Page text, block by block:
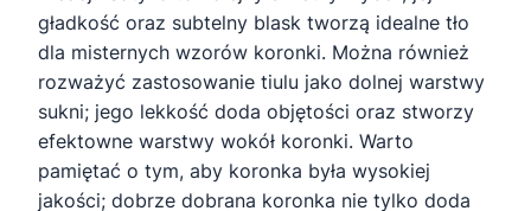
gładkość oraz subtelny blask tworzą idealne tło
dla misternych wzorów koronki. Można również
rozważyć zastosowanie tiulu jako dolnej warstwy
sukni; jego lekkość doda objętości oraz stworzy
efektowne warstwy wokół koronki. Warto
pamiętać o tym, aby koronka była wysokiej
jakości; dobrze dobrana koronka nie tylko doda